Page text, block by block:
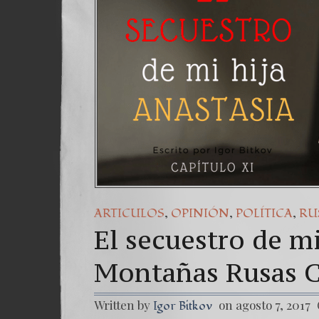
ARTICULOS, OPINIÓN, POLÍTICA,
El secuestro de
Montañas Rusas
Written by Igor Bitkov on agosto 7, 2017